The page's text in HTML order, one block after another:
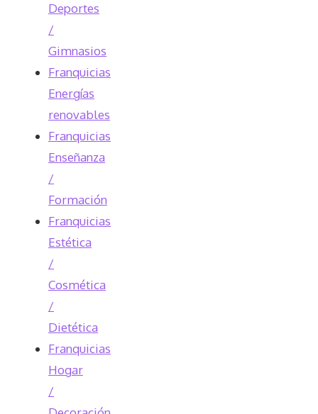
Deportes
/
Gimnasios
Franquicias
Energías
renovables
Franquicias
Enseñanza
/
Formación
Franquicias
Estética
/
Cosmética
/
Dietética
Franquicias
Hogar
/